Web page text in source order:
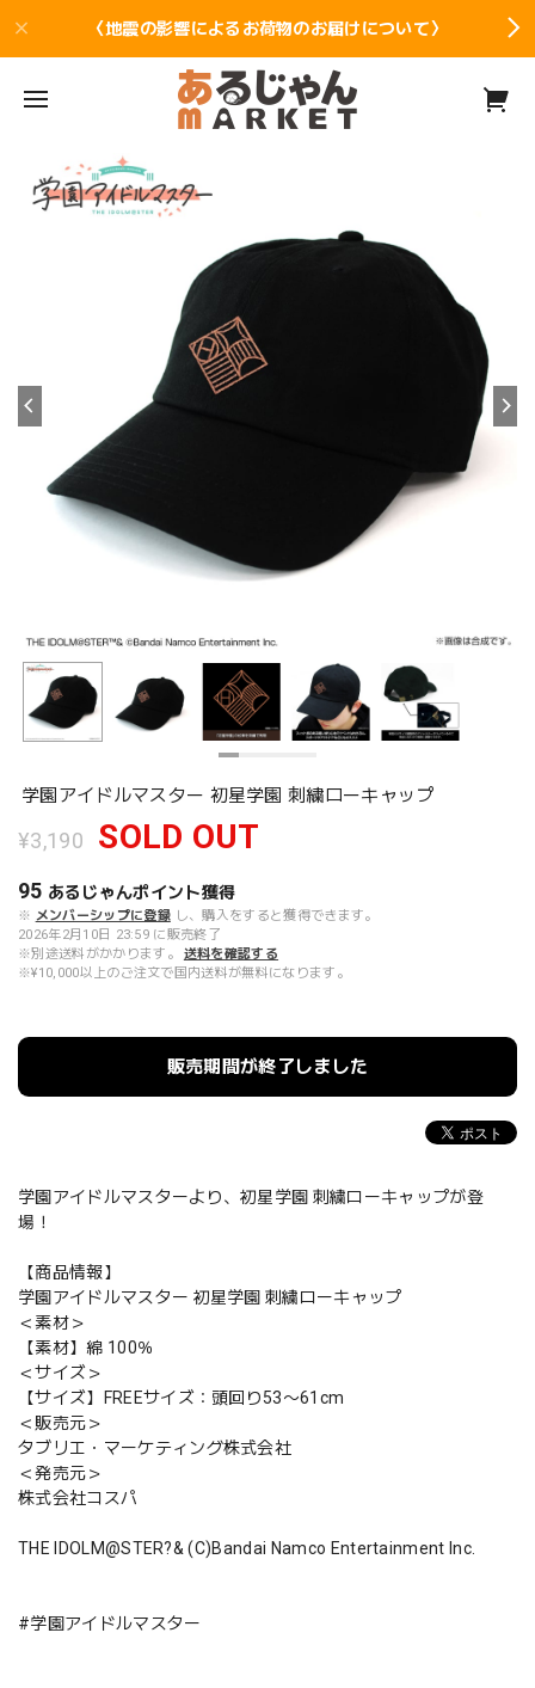
〈地震の影響によるお荷物のお届けについて〉
学園アイドルマスター 初星学園 刺繍ローキャップ
¥3,190 SOLD OUT
95 あるじゃんポイント獲得
※ メンバーシップに登録 し、購入をすると獲得できます。
2026年2月10日 23:59 に販売終了
※別途送料がかかります。
送料を確認する
※¥10,000以上のご注文で国内送料が無料になります。
販売期間が終了しました
学園アイドルマスターより、初星学園 刺繍ローキャップが登
場！
【商品情報】
学園アイドルマスター 初星学園 刺繍ローキャップ
＜素材＞
【素材】綿 100％
＜サイズ＞
【サイズ】FREEサイズ：頭回り53〜61cm
＜販売元＞
タブリエ・マーケティング株式会社
＜発売元＞
株式会社コスパ
THE IDOLM@STER?& (C)Bandai Namco Entertainment Inc.
#学園アイドルマスター